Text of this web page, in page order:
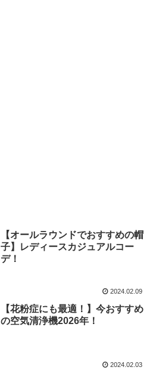
【オールラウンドでおすすめの帽
子】レディースカジュアルコー
デ！
2024.02.09
【花粉症にも最適！】今おすすめ
の空気清浄機2026年！
2024.02.03